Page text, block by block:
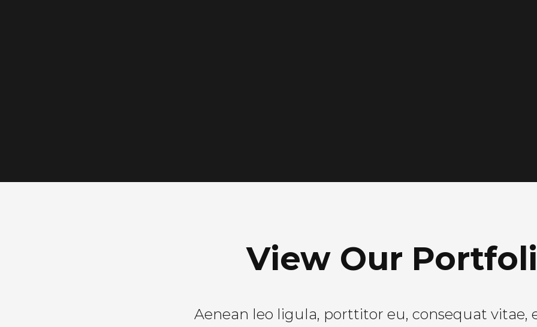
View Our
Aenean leo ligula, porttitor eu, consequat vitae,